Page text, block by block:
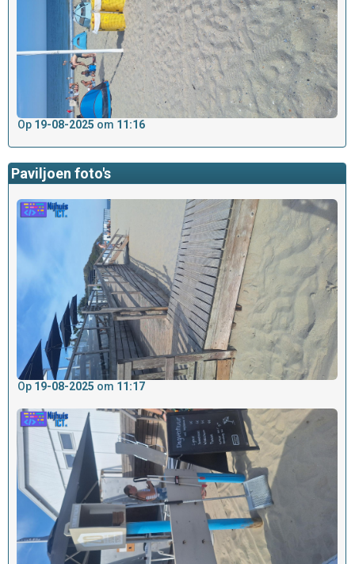
Op 19-08-2025 om 11:16
Paviljoen foto's
Op 19-08-2025 om 11:17